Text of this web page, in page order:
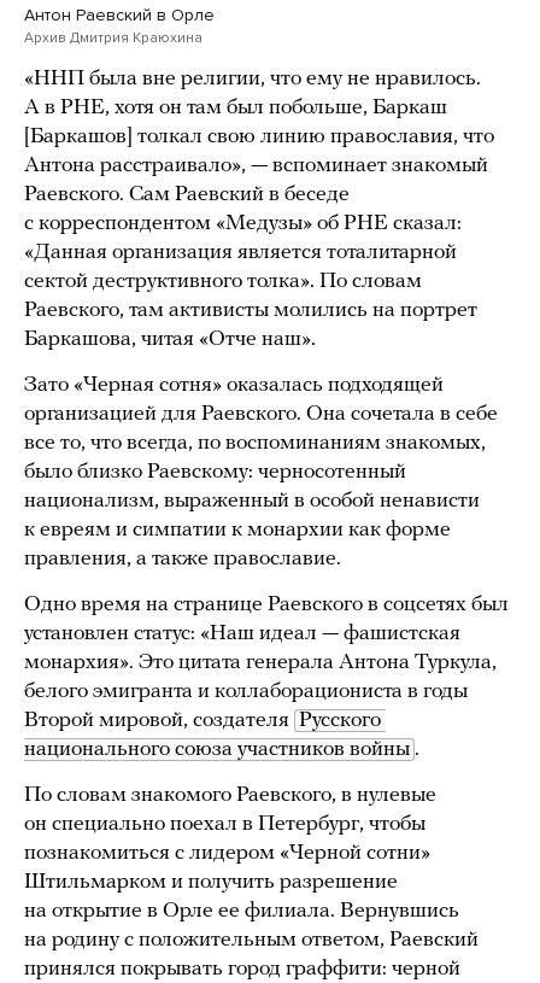
Антон Раевский в Орле
Архив Дмитрия Краюхина
«ННП была вне религии, что ему не нравилось.
А в РНЕ, хотя он там был побольше, Баркаш
[Баркашов] толкал свою линию православия, что
Антона расстраивало», — вспоминает знакомый
Раевского. Сам Раевский в беседе
с корреспондентом «Медузы» об РНЕ сказал:
«Данная организация является тоталитарной
сектой деструктивного толка». По словам
Раевского, там активисты молились на портрет
Баркашова, читая «Отче наш».
Зато «Черная сотня» оказалась подходящей
организацией для Раевского. Она сочетала в себе
все то, что всегда, по воспоминаниям знакомых,
было близко Раевскому: черносотенный
национализм, выраженный в особой ненависти
к евреям и симпатии к монархии как форме
правления, а также православие.
Одно время на странице Раевского в соцсетях был
установлен статус: «Наш идеал — фашистская
монархия». Это цитата генерала Антона Туркула,
белого эмигранта и коллаборациониста в годы
Второй мировой, создателя Русского
национального союза участников войны .
По словам знакомого Раевского, в нулевые
он специально поехал в Петербург, чтобы
познакомиться с лидером «Черной сотни»
Штильмарком и получить разрешение
на открытие в Орле ее филиала. Вернувшись
на родину с положительным ответом, Раевский
принялся покрывать город граффити: черной